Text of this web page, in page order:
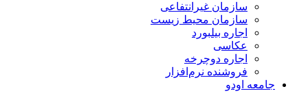
سازمان غیرانتفاعی
سازمان محیط زیست
اجاره بیلبورد
عکاسی
اجاره دوچرخه
فروشنده نرم‌افزار
جامعه اودو